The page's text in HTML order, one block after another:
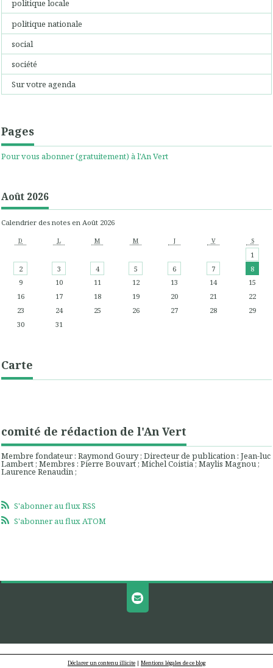
politique locale
politique nationale
social
société
Sur votre agenda
Pages
Pour vous abonner (gratuitement) à l'An Vert
Août 2026
Calendrier des notes en Août 2026
D L M M J V S
1
2
3 4 5 6 7
8
9
10 11 12 13 14
15
16
17 18 19 20 21
22
23
24 25 26 27 28
29
30
31
Carte
comité de rédaction de l'An Vert
Membre fondateur : Raymond Goury ; Directeur de publication : Jean-luc
Lambert ; Membres : Pierre Bouvart ; Michel Coistia ; Maylis Magnou ;
Laurence Renaudin ;
S'abonner au flux RSS
S'abonner au flux ATOM
Déclarer un contenu illicite | Mentions légales de ce blog